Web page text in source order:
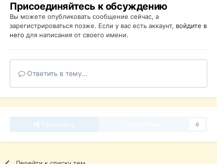
Присоединяйтесь к обсуждению
Вы можете опубликовать сообщение сейчас, а
зарегистрироваться позже. Если у вас есть аккаунт, войдите в
него для написания от своего имени.
Ответить в тему...
0